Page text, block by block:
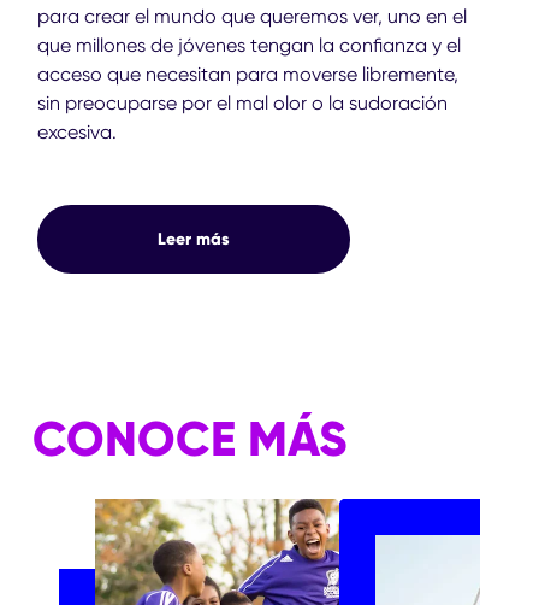
para crear el mundo que queremos ver, uno en el
que millones de jóvenes tengan la confianza y el
acceso que necesitan para moverse libremente,
sin preocuparse por el mal olor o la sudoración
excesiva.
Leer más
CONOCE MÁS